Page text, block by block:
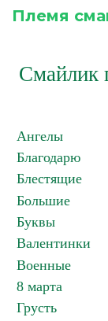
Племя
Смайлик
Ангелы
Благодарю
Блестящие
Большие
Буквы
Валентинки
Военные
8 марта
Грусть